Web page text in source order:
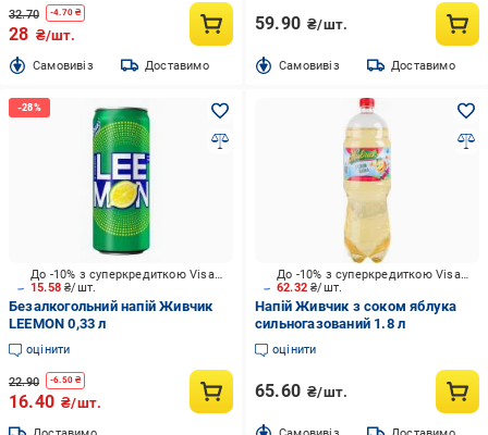
32.70 -4.70 ₴
28 ₴/шт.
Cамовивіз Доставимо
59.90 ₴/шт.
Cамовивіз Доставимо
15.58₴/шт.
До -10% з суперкредиткою Visa Вигода
Безалкогольний напій Живчик
LEEMON 0,33 л
оцінити
22.90 -6.50 ₴
16.40 ₴/шт.
62.32₴/шт.
До -10% з суперкредиткою Visa Вигода
Напій Живчик з соком яблука
сильногазований 1.8 л
оцінити
65.60 ₴/шт.